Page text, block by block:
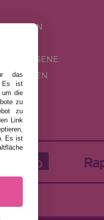
MARKEN
AUTOREN
das
Es ist
um die
zu
zu
Link
Es ist